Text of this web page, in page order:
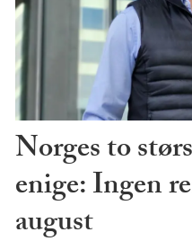
Norges to
enige: Ingen
august